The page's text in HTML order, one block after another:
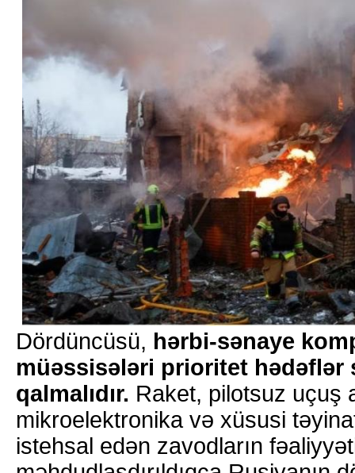
Dördüncüsü, hərbi-sənaye
müəssisələri prioritet hədəflər
qalmalıdır. Raket, pilotsuz uçuş
mikroelektronika və xüsusi
istehsal edən zavodların